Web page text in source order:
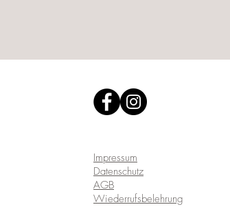
Impressum
Datenschutz
AGB
Wiederrufsbelehrung